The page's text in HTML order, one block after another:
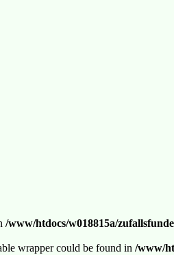
/www/htdocs/w018815a/
wrapper could be found in /www/